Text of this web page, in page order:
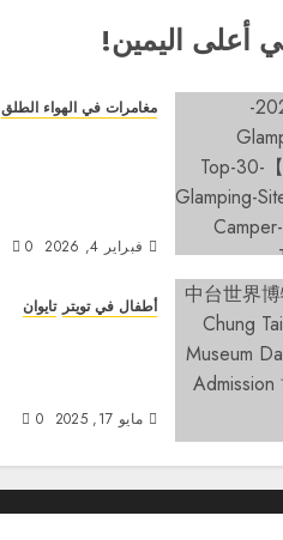
أعلى اليمين!
مغامرات في الهواء الطلق
فبراير 4, 2026 0
أطفال في تويتر تايوان
مايو 17, 2025 0